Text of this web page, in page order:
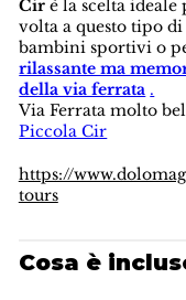
Cir è la scelta
volta a questo tipo
bambini sportivi o
rilassante ma
della via ferrata .
Via Ferrata molto
Piccola Cir
https://
tours
Cosa è